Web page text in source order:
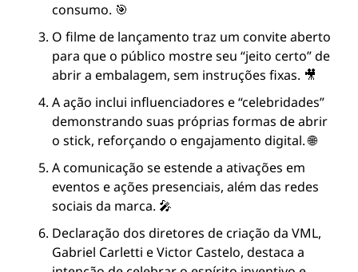
consumo. 🎯
O filme de lançamento traz um convite aberto
para que o público mostre seu “jeito certo” de
abrir a embalagem, sem instruções fixas. 🎥
A ação inclui influenciadores e “celebridades”
demonstrando suas próprias formas de abrir
o stick, reforçando o engajamento digital. 🌐
A comunicação se estende a ativações em
eventos e ações presenciais, além das redes
sociais da marca. 🎤
Declaração dos diretores de criação da VML,
Gabriel Carletti e Victor Castelo, destaca a